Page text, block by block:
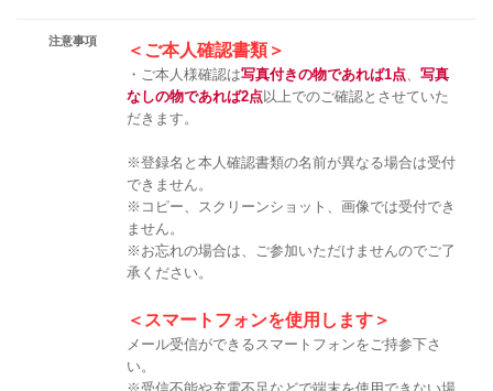
注意事項 ＜ご本人確認書類＞
・ご本人様確認は写真付きの物であれば1点
写真
なしの物であれば2点以上でのご確認とさせていた
だきます。
※登録名と本人確認書類の名前が異なる場合は受付
できません。
※コピー、スクリーンショット、画像では受付でき
ません。
※お忘れの場合は、ご参加いただけませんのでご了
承ください。
＜スマートフォンを使用します＞
メール受信ができるスマートフォンをご持参下さ
い。